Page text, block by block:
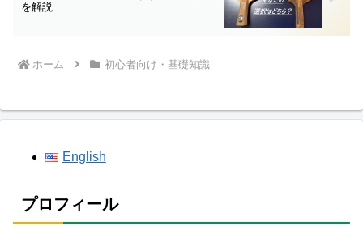
を解説
ホーム 初心者向け・基礎知識
English
プロフィール